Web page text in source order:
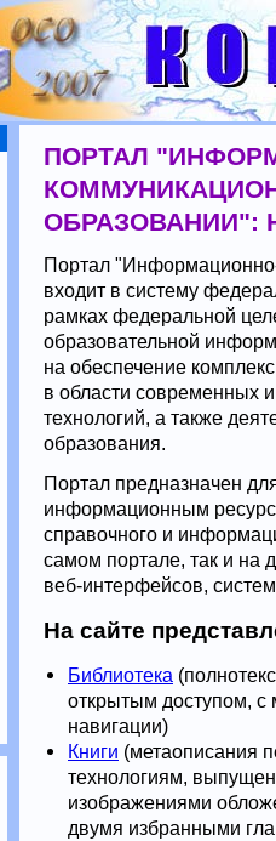
ПОРТАЛ
ОБРАЗОВАНИИ":
Портал
входит в систему
рамках федеральной
образовательной
на обеспечение
в области современных
технологий, а также
образования.
Портал предназначен
информационным
справочного и
самом портале, так и на
веб-интерфейсов,
На сайте
Библиотека
открытым доступом, с
навигации)
Книги (метаописания
технологиям,
изображениями
двумя избранными